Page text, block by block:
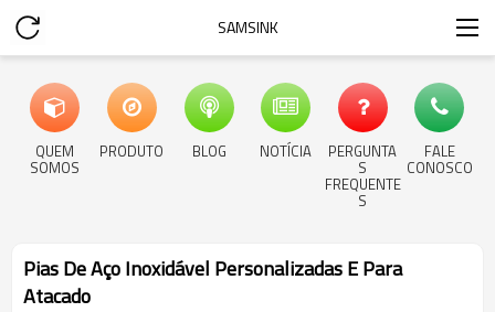
SAMSINK
QUEM
SOMOS
PRODUTO BLOG NOTÍCIA PERGUNTA
S
FREQUENTE
S
FALE
CONOSCO
Pias De Aço Inoxidável Personalizadas E Para
Atacado